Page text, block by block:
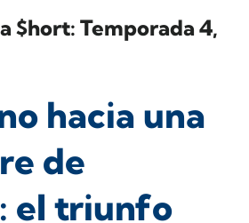
$hort: Temporada 4,
hacia una
de
el triunfo